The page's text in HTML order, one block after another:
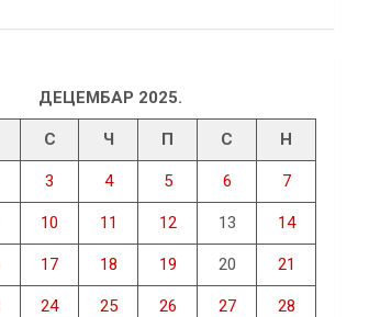
ДЕЦЕМБАР 2025.
С Ч П С Н
3 4 5 6 7
10 11 12 13 14
17 18 19 20 21
24 25 26 27 28